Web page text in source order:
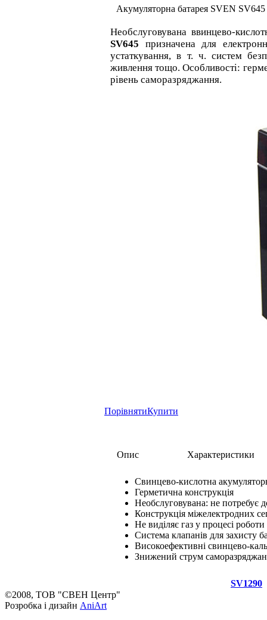
Акумуляторна батарея SVEN SV645
Необслуговувана ввинцево-
SV645 призначена для
устаткування, в т. ч. систем
живлення тощо. Особливості:
рівень саморазряджання.
ПорівнятиКупити
Опис Характеристики
Свинцево-кислотна
Герметична конструкція
Необслуговувана: не потребує
Конструкція міжелектродних
Не виділяє газ у процесі роботи
Система клапанів для захисту
Високоефективні свинцево-
Знижений струм
SV1290
©2008, ТОВ "СВЕН Центр"
Розробка і дизайн AniArt